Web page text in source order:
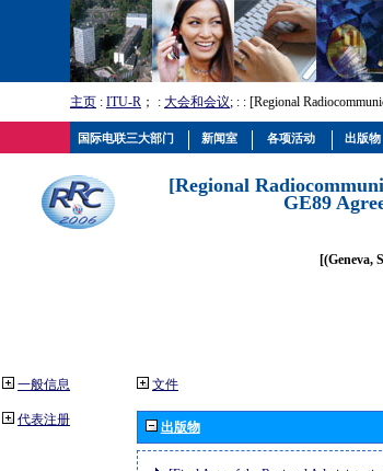
主页 : ITU-R ； : 大会和会议; : : [Regional
[Regional
GE89
[(Geneva,
一般信息
代表注册
文件
出版物
国际电联三大部门 新闻室 各项活动 出版物